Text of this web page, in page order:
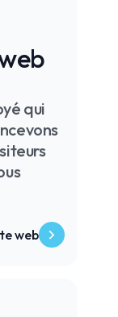
qui
web